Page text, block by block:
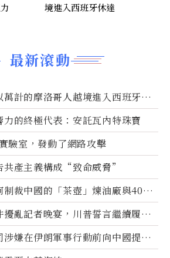
最新滾動
萬計的摩洛哥人越境進入西班牙休
力的終極代表：安託瓦內特珠寶
驗室，發動了網路攻擊
共產主義構成“致命威脅”
制裁中國的「茶壺」煉油廠與40家
擾亂記者晚宴，川普誓言繼續履行
涉嫌在伊朗軍事行動前向中國提供
的衛星影像
境進入西班牙休達